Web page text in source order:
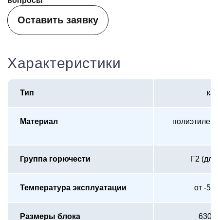
Оставить заявку
Характеристики
Тип
Материал
полиэтилен
Группа горючести Г2
Температура эксплуатации от -
Размеры блока